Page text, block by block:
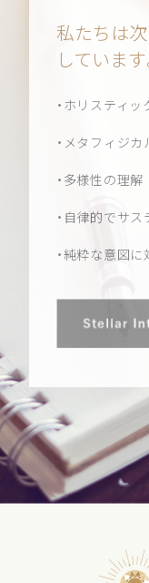
私たちは
しています
・ホリスティッ
・メタフィジ
・多様性の理解
・自律的でサ
・純粋な意図